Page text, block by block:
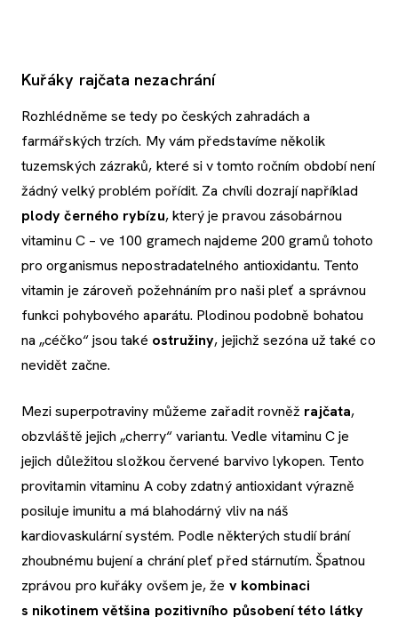
Kuřáky rajčata nezachrání
Rozhlédněme se tedy po českých zahradách a
farmářských trzích. My vám představíme několik
tuzemských zázraků, které si v tomto ročním období není
žádný velký problém pořídit. Za chvíli dozrají například
plody černého rybízu, který je pravou zásobárnou
vitaminu C – ve 100 gramech najdeme 200 gramů tohoto
pro organismus nepostradatelného antioxidantu. Tento
vitamin je zároveň požehnáním pro naši pleť a správnou
funkci pohybového aparátu. Plodinou podobně bohatou
na „céčko“ jsou také ostružiny, jejichž sezóna už také co
nevidět začne.
Mezi superpotraviny můžeme zařadit rovněž rajčata,
obzvláště jejich „cherry“ variantu. Vedle vitaminu C je
jejich důležitou složkou červené barvivo lykopen. Tento
provitamin vitaminu A coby zdatný antioxidant výrazně
posiluje imunitu a má blahodárný vliv na náš
kardiovaskulární systém. Podle některých studií brání
zhoubnému bujení a chrání pleť před stárnutím. Špatnou
zprávou pro kuřáky ovšem je, že v kombinaci
s nikotinem většina pozitivního působení této látky